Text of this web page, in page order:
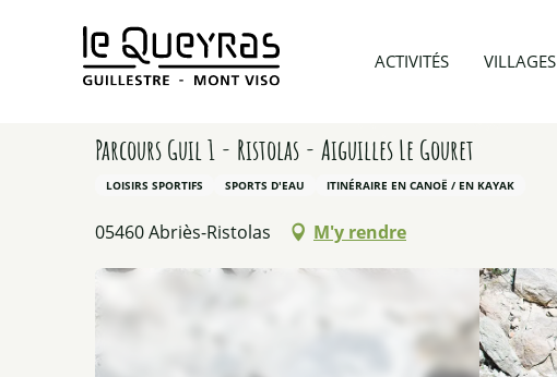
ACTIVITÉS VILLAGES
Accueil A voir et A faire Toutes nos activités été & hiver
Parcours Guil 1 - Ristolas - Aiguilles Le Gouret
LOISIRS SPORTIFS SPORTS D'EAU ITINÉRAIRE EN CANOË / EN KAYAK
05460 Abriès-Ristolas M'y rendre